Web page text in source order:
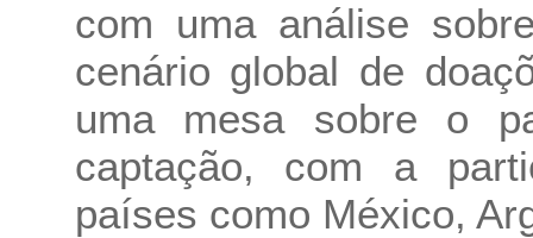
com uma análise
cenário global de
uma mesa sobre o
captação, com a
países como México,